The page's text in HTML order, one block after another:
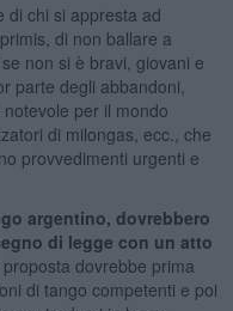
di chi si appresta ad
di non ballare a
non si è bravi, giovani e
parte degli abbandoni,
per il mondo
di milongas, ecc., che
provvedimenti urgenti e
argentino, dovrebbero
di legge con un atto
dovrebbe prima
di tango competenti e poi